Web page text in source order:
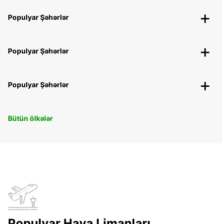
Populyar Şəhərlər
Populyar Şəhərlər
Populyar Şəhərlər
Bütün ölkələr